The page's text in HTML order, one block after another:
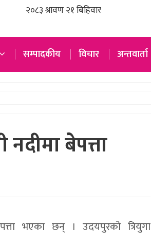
सम्पादकीय विचार अन्तवार्ता
बेपत्ता
भएका छन् । उदयपुरको त्रियुगा